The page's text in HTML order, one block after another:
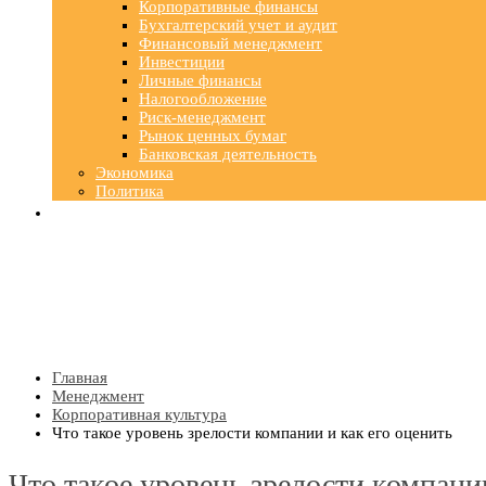
Корпоративные финансы
Бухгалтерский учет и аудит
Финансовый менеджмент
Инвестиции
Личные финансы
Налогообложение
Риск-менеджмент
Рынок ценных бумаг
Банковская деятельность
Экономика
Политика
Главная
Менеджмент
Корпоративная культура
Что такое уровень зрелости компании и как его оценить